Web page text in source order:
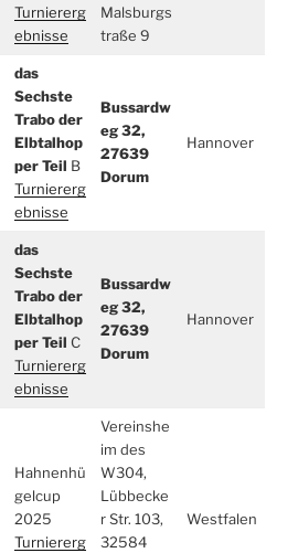
Turniererg
ebnisse
Malsburgs
traße 9
das
Sechste
Trabo der
Elbtalhop
per Teil B
Turniererg
ebnisse
Bussardw
eg 32,
27639
Dorum
Hannover
das
Sechste
Trabo der
Elbtalhop
per Teil C
Turniererg
ebnisse
Bussardw
eg 32,
27639
Dorum
Hannover
Hahnenhü
gelcup
2025
Turniererg
Vereinshe
im des
W304,
Lübbecke
r Str. 103,
32584
Westfalen